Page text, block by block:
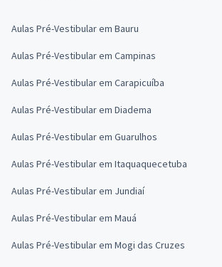
Aulas Pré-Vestibular em Bauru
Aulas Pré-Vestibular em Campinas
Aulas Pré-Vestibular em Carapicuíba
Aulas Pré-Vestibular em Diadema
Aulas Pré-Vestibular em Guarulhos
Aulas Pré-Vestibular em Itaquaquecetuba
Aulas Pré-Vestibular em Jundiaí
Aulas Pré-Vestibular em Mauá
Aulas Pré-Vestibular em Mogi das Cruzes